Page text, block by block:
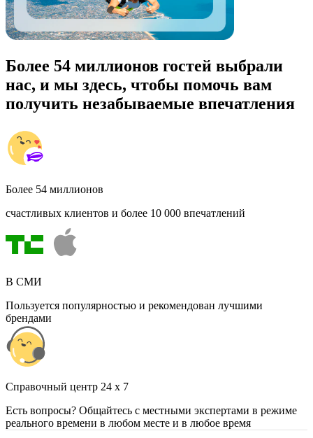
Более 54 миллионов гостей выбрали
нас, и мы здесь, чтобы помочь вам
получить незабываемые впечатления
Более 54 миллионов
счастливых клиентов и более 10 000 впечатлений
В СМИ
Пользуется популярностью и рекомендован лучшими
брендами
Cправочный центр 24 x 7
Есть вопросы? Общайтесь с местными экспертами в режиме
реального времени в любом месте и в любое время